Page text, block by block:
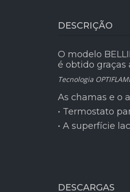
DESCRIÇÃO
O modelo
é obtido
Tecnologia
As chamas e o
• Termostato
• A superfície
DESCARGAS